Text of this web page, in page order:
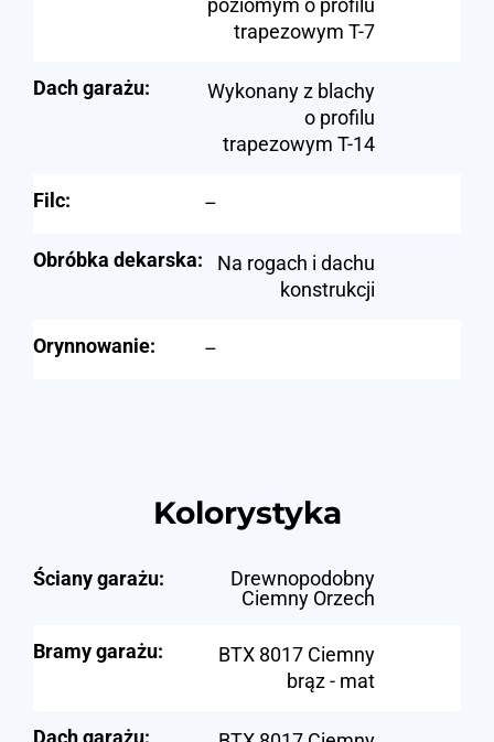
poziomym o profilu
trapezowym T-7
Dach garażu:
Wykonany z blachy
o profilu
trapezowym T-14
Filc: –
Obróbka dekarska:
Na rogach i dachu
konstrukcji
Orynnowanie: –
Kolorystyka
Ściany garażu:
Drewnopodobny
Ciemny Orzech
Bramy garażu:
BTX 8017 Ciemny
brąz - mat
Dach garażu: